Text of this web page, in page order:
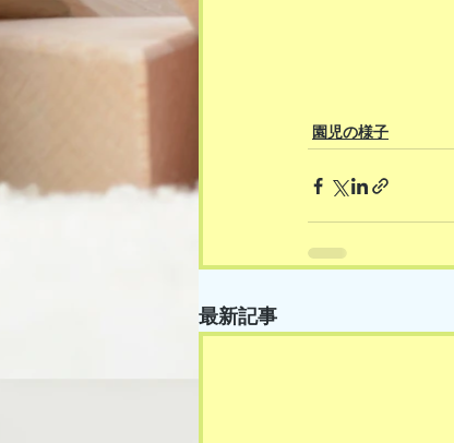
園児の様子
最新記事